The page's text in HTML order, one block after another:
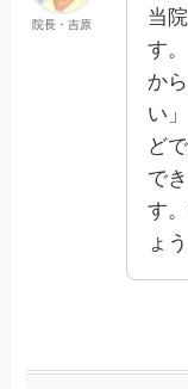
院長・吉原
当
す
か
い
ど
で
す
ょう